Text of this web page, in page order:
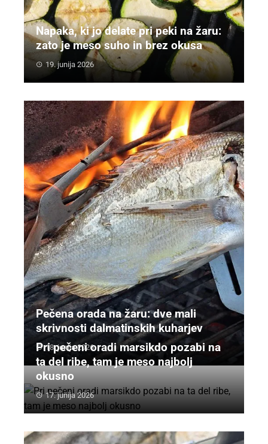
Napaka, ki jo delate pri peki na žaru:
zato je meso suho in brez okusa
19. junija 2026
Pečena orada na žaru: dve mali
skrivnosti dalmatinskih kuharjev
18. junija 2026
Pri pečeni oradi marsikdo pozabi na
ta del ribe, tam je meso najbolj
okusno
17. junija 2026